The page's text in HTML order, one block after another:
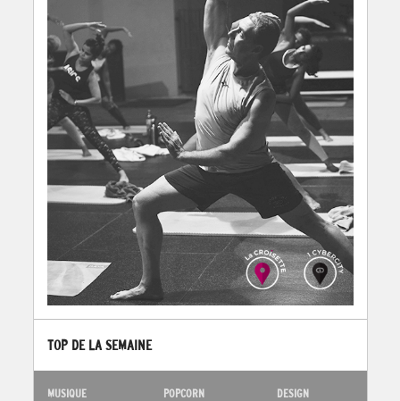
TOP DE LA SEMAINE
MUSIQUE POPCORN DESIGN